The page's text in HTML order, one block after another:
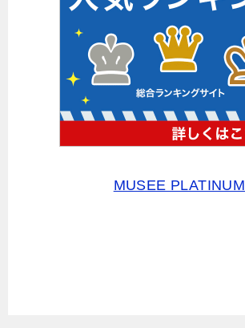
MUSEE PLATINUM